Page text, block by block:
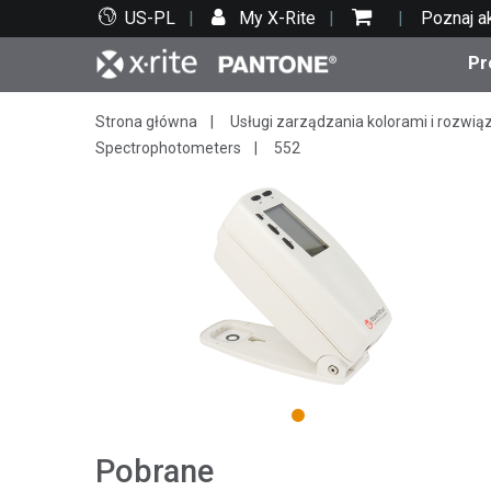
US-PL My X-Rite Poznaj
Top produkty
Druk i opakowania
Motoryzacja
Wsparcie techniczne
Zasoby edukacyjne
Strona główna Usługi zarządzania kolorami i
Spectrophotometers
552
1
Pobrane